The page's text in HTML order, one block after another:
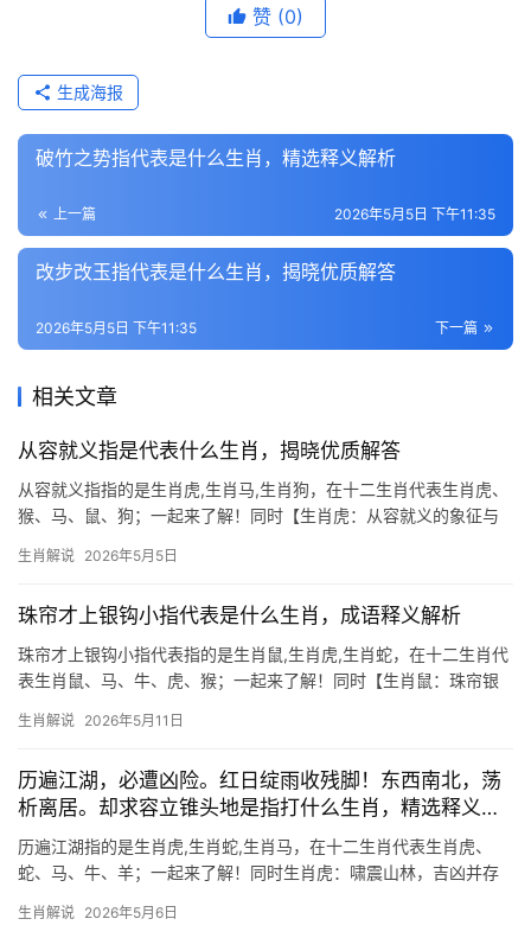
赞 (0)
生成海报
破竹之势指代表是什么生肖，精选释义解析
上一篇 2026年5月5日 下午11:35
改步改玉指代表是什么生肖，揭晓优质解答
下一篇
2026年5月5日 下午11:35
相关文章
从容就义指是代表什么生肖，揭晓优质解答
从容就义指指的是生肖虎,生肖马,生肖狗，在十二生肖代表生肖虎、
猴、马、鼠、狗；一起来了解！同时【生肖虎：从容就义的象征与
兽之王，天生具备无畏气魄，古有“虎将赴死而不改色”之说，恰合
生肖解说 2026年5月5日
珠帘才上银钩小指代表是什么生肖，成语释义解析
珠帘才上银钩小指代表指的是生肖鼠,生肖虎,生肖蛇，在十二生肖代
表生肖鼠、马、牛、虎、猴；一起来了解！同时【生肖鼠：珠帘银
慧特质，2026年对生肖鼠而言是吉凶交织之年，事业上恐遇“项目被
生肖解说 2026年5月11日
历遍江湖，必遭凶险。红日绽雨收残脚！东西南北，荡
析离居。却求容立锥头地是指打什么生肖，精选释义解
析
历遍江湖指的是生肖虎,生肖蛇,生肖马，在十二生肖代表生肖虎、
蛇、马、牛、羊；一起来了解！同时生肖虎：啸震山林，吉凶并存
常陷“红日绽雨收残脚”的困局——看似威风，实则暗藏危机，下半年
生肖解说 2026年5月6日